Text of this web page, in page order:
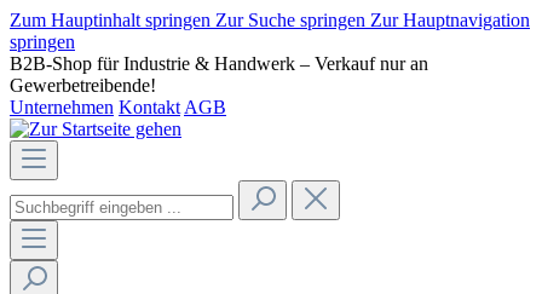
Zum Hauptinhalt springen Zur Suche springen Zur Hauptnavigation
springen
B2B-Shop für Industrie & Handwerk – Verkauf nur an
Gewerbetreibende!
Unternehmen Kontakt AGB